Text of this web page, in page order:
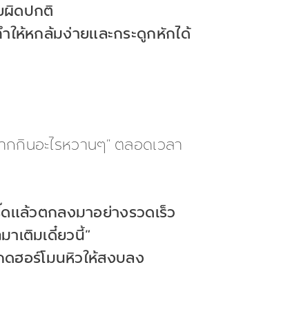
ผิดปกติ
ให้หกล้มง่ายและกระดูกหักได้
กินอะไรหวานๆ” ตลอดเวลา
ล้วตกลงมาอย่างรวดเร็ว
าเติมเดี๋ยวนี้”
ฮอร์โมนหิวให้สงบลง